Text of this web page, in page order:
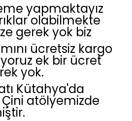
yapmaktayız
olabilmekte
gerek yok biz
ücretsiz kargo
ek bir ücret
yok.
Kütahya'da
atölyemizde